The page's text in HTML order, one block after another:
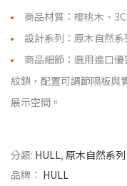
商品材質：櫻桃木、
設計系列：原木自然系
商品細節：選用進口
紋鎖，配置可調節隔板與
展示空間。
分類: HULL, 原木自然系
品牌： HULL